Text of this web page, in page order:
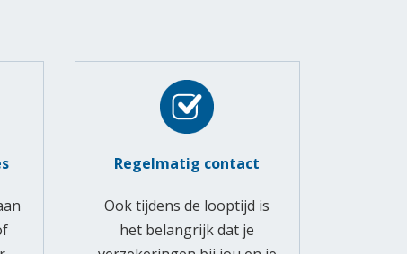
Regelmatig contact
Ook tijdens de looptijd is
het belangrijk dat je